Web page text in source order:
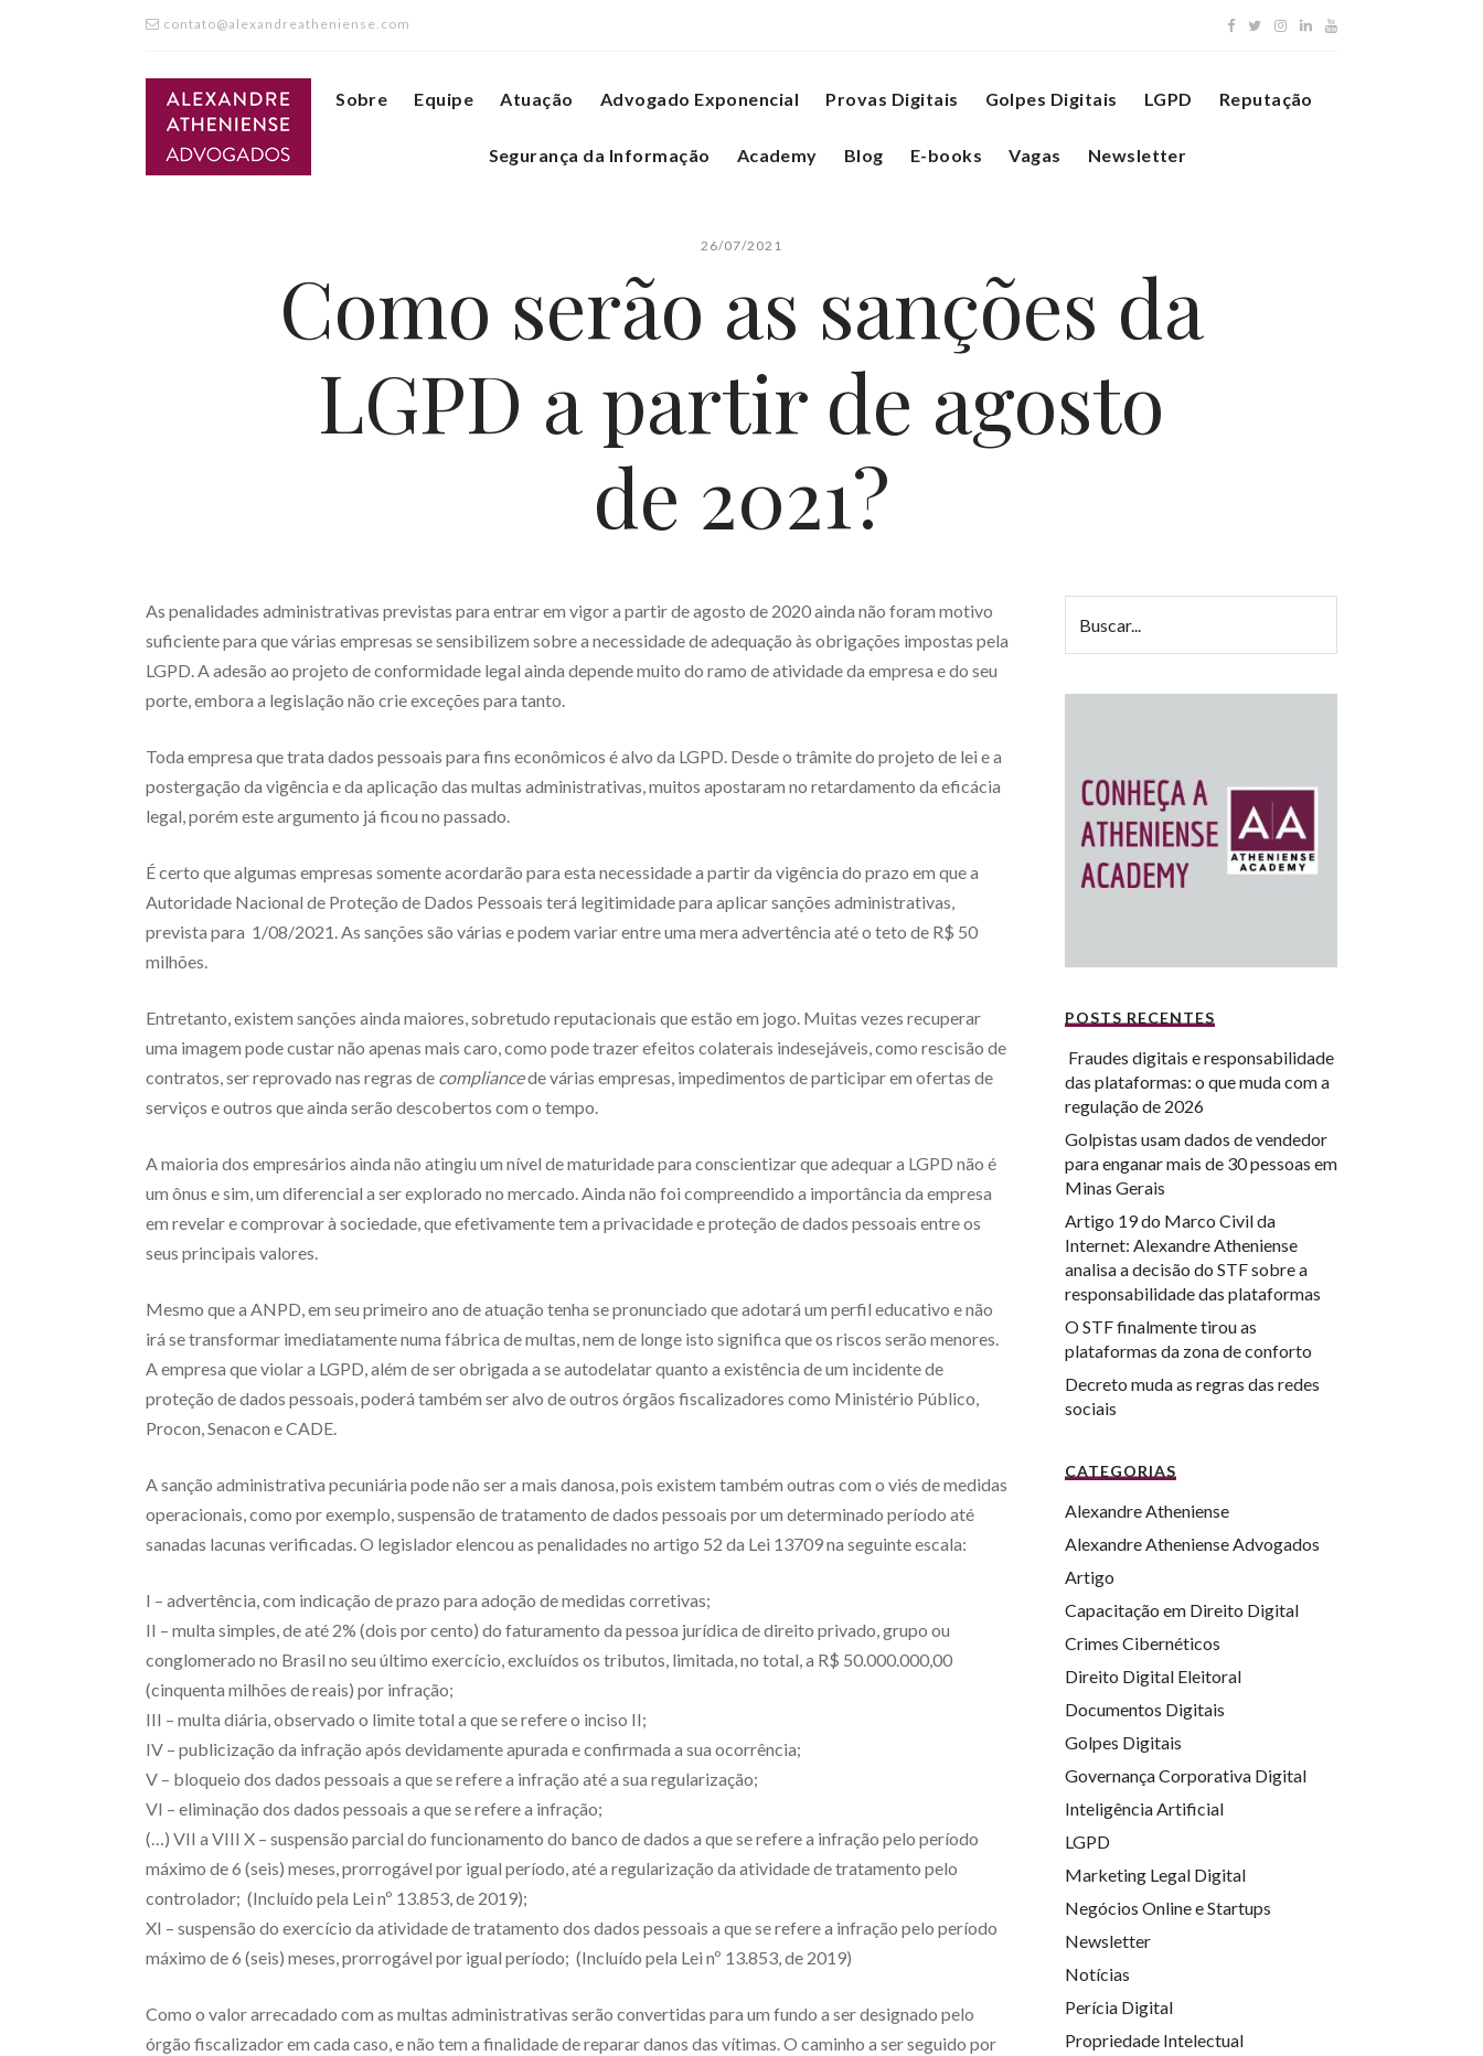
contato@alexandreatheniense.com
Sobre Equipe Atuação Advogado Exponencial Provas Digitais Golpes Digitais LGPD Reputação
Segurança da Informação Academy Blog E-books Vagas Newsletter
26/07/2021
Como serão as sanções da
LGPD a partir de agosto
de 2021?
As penalidades administrativas previstas para entrar em vigor a partir de agosto de 2020 ainda não foram motivo
suficiente para que várias empresas se sensibilizem sobre a necessidade de adequação às obrigações impostas pela
LGPD. A adesão ao projeto de conformidade legal ainda depende muito do ramo de atividade da empresa e do seu
porte, embora a legislação não crie exceções para tanto.
Toda empresa que trata dados pessoais para fins econômicos é alvo da LGPD. Desde o trâmite do projeto de lei e a
postergação da vigência e da aplicação das multas administrativas, muitos apostaram no retardamento da eficácia
legal, porém este argumento já ficou no passado.
É certo que algumas empresas somente acordarão para esta necessidade a partir da vigência do prazo em que a
Autoridade Nacional de Proteção de Dados Pessoais terá legitimidade para aplicar sanções administrativas,
prevista para 1/08/2021. As sanções são várias e podem variar entre uma mera advertência até o teto de R$ 50
milhões.
Entretanto, existem sanções ainda maiores, sobretudo reputacionais que estão em jogo. Muitas vezes recuperar
uma imagem pode custar não apenas mais caro, como pode trazer efeitos colaterais indesejáveis, como rescisão de
contratos, ser reprovado nas regras de compliancede várias empresas, impedimentos de participar em ofertas de
serviços e outros que ainda serão descobertos com o tempo.
A maioria dos empresários ainda não atingiu um nível de maturidade para conscientizar que adequar a LGPD não é
um ônus e sim, um diferencial a ser explorado no mercado. Ainda não foi compreendido a importância da empresa
em revelar e comprovar à sociedade, que efetivamente tem a privacidade e proteção de dados pessoais entre os
seus principais valores.
Mesmo que a ANPD, em seu primeiro ano de atuação tenha se pronunciado que adotará um perfil educativo e não
irá se transformar imediatamente numa fábrica de multas, nem de longe isto significa que os riscos serão menores.
A empresa que violar a LGPD, além de ser obrigada a se autodelatar quanto a existência de um incidente de
proteção de dados pessoais, poderá também ser alvo de outros órgãos fiscalizadores como Ministério Público,
Procon, Senacon e CADE.
A sanção administrativa pecuniária pode não ser a mais danosa, pois existem também outras com o viés de medidas
operacionais, como por exemplo, suspensão de tratamento de dados pessoais por um determinado período até
sanadas lacunas verificadas. O legislador elencou as penalidades no artigo 52 da Lei 13709 na seguinte escala:
​​I – advertência, com indicação de prazo para adoção de medidas corretivas;
II – multa simples, de até 2% (dois por cento) do faturamento da pessoa jurídica de direito privado, grupo ou
conglomerado no Brasil no seu último exercício, excluídos os tributos, limitada, no total, a R$ 50.000.000,00
(cinquenta milhões de reais) por infração;
III – multa diária, observado o limite total a que se refere o inciso II;
IV – publicização da infração após devidamente apurada e confirmada a sua ocorrência;
V – bloqueio dos dados pessoais a que se refere a infração até a sua regularização;
VI – eliminação dos dados pessoais a que se refere a infração;
(…) VII a VIII X – suspensão parcial do funcionamento do banco de dados a que se refere a infração pelo período
máximo de 6 (seis) meses, prorrogável por igual período, até a regularização da atividade de tratamento pelo
controlador; (Incluído pela Lei nº 13.853, de 2019);
XI – suspensão do exercício da atividade de tratamento dos dados pessoais a que se refere a infração pelo período
máximo de 6 (seis) meses, prorrogável por igual período; (Incluído pela Lei nº 13.853, de 2019)
Como o valor arrecadado com as multas administrativas serão convertidas para um fundo a ser designado pelo
órgão fiscalizador em cada caso, e não tem a finalidade de reparar danos das vítimas. O caminho a ser seguido por
POSTS RECENTES
Fraudes digitais e responsabilidade
das plataformas: o que muda com a
regulação de 2026
Golpistas usam dados de vendedor
para enganar mais de 30 pessoas em
Minas Gerais
Artigo 19 do Marco Civil da
Internet: Alexandre Atheniense
analisa a decisão do STF sobre a
responsabilidade das plataformas
O STF finalmente tirou as
plataformas da zona de conforto
Decreto muda as regras das redes
sociais
CATEGORIAS
Alexandre Atheniense
Alexandre Atheniense Advogados
Artigo
Capacitação em Direito Digital
Crimes Cibernéticos
Direito Digital Eleitoral
Documentos Digitais
Golpes Digitais
Governança Corporativa Digital
Inteligência Artificial
LGPD
Marketing Legal Digital
Negócios Online e Startups
Newsletter
Notícias
Perícia Digital
Propriedade Intelectual